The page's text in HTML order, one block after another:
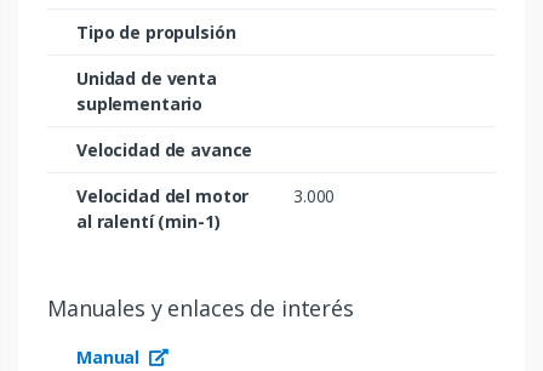
Tipo de propulsión
Unidad de venta
suplementario
Velocidad de avance
Velocidad del motor
al ralentí (min-1)
3.000
Manuales y enlaces de interés
Manual